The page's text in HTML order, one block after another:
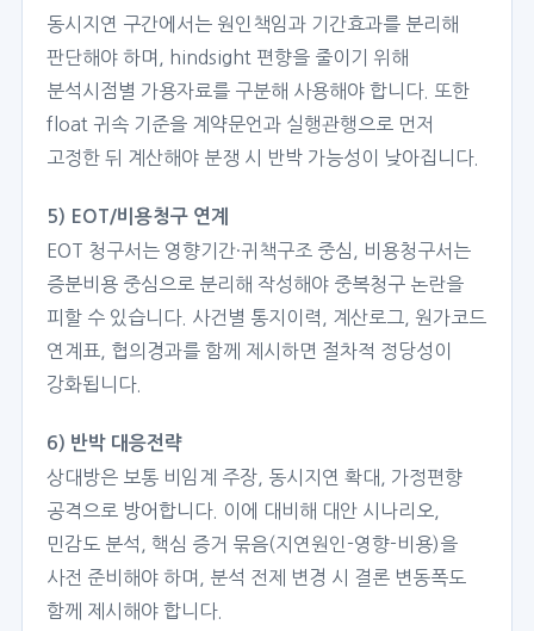
동시지연 구간에서는 원인책임과 기간효과를 분리해
판단해야 하며, hindsight 편향을 줄이기 위해
분석시점별 가용자료를 구분해 사용해야 합니다. 또한
float 귀속 기준을 계약문언과 실행관행으로 먼저
고정한 뒤 계산해야 분쟁 시 반박 가능성이 낮아집니다.
5) EOT/비용청구 연계
EOT 청구서는 영향기간·귀책구조 중심, 비용청구서는
증분비용 중심으로 분리해 작성해야 중복청구 논란을
피할 수 있습니다. 사건별 통지이력, 계산로그, 원가코드
연계표, 협의경과를 함께 제시하면 절차적 정당성이
강화됩니다.
6) 반박 대응전략
상대방은 보통 비임계 주장, 동시지연 확대, 가정편향
공격으로 방어합니다. 이에 대비해 대안 시나리오,
민감도 분석, 핵심 증거 묶음(지연원인-영향-비용)을
사전 준비해야 하며, 분석 전제 변경 시 결론 변동폭도
함께 제시해야 합니다.